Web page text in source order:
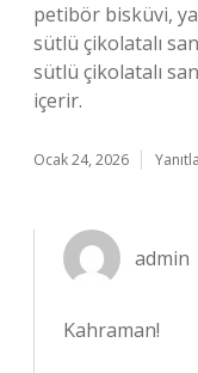
petibör bisküvi,
sütlü çikolatalı
sütlü çikolatalı
içerir.
Ocak 24, 2026 Yanıtla
admin
Kahraman!